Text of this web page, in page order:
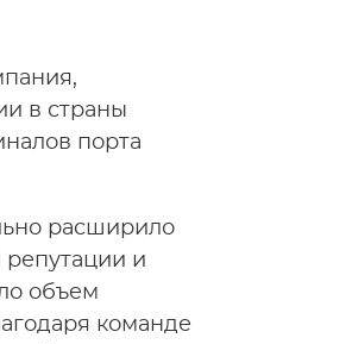
в страны
порта
расширило
репутации и
объем
команде